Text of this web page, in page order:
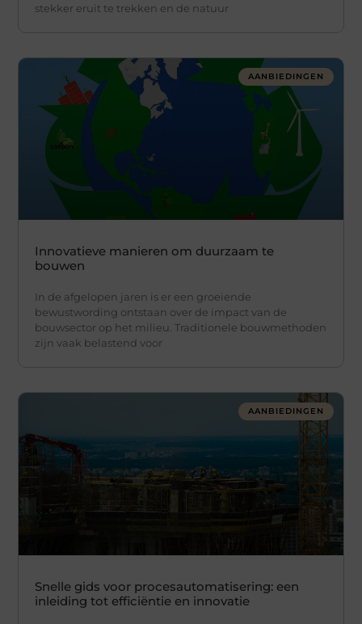
stekker eruit te trekken en de natuur
AANBIEDINGEN
Innovatieve manieren om duurzaam te
bouwen
In de afgelopen jaren is er een groeiende
bewustwording ontstaan over de impact van de
bouwsector op het milieu. Traditionele bouwmethoden
zijn vaak belastend voor
AANBIEDINGEN
Snelle gids voor procesautomatisering: een
inleiding tot efficiëntie en innovatie